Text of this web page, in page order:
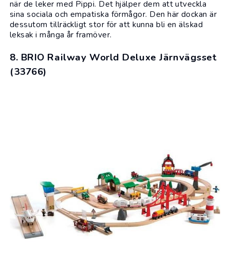
när de leker med Pippi. Det hjälper dem att utveckla
sina sociala och empatiska förmågor. Den här dockan är
dessutom tillräckligt stor för att kunna bli en älskad
leksak i många år framöver.
8. BRIO Railway World Deluxe Järnvägsset
(33766)